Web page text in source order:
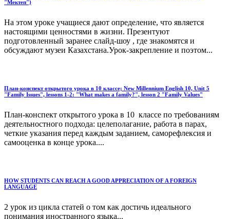
"Мектеп")
На этом уроке учащиеся дают определение, что является
настоящими ценностями в жизни. Презентуют
подготовленный заранее слайд-шоу , где знакомятся и
обсуждают музеи Казахстана.Урок-закрепление и поэтом...
План-конспект открытого урока в 10 классе; New Millennium English 10, Unit 5
"Family Issues", lessons 1-2: "What makes a family?", lesson 2 "Family Values"
План-конспект открытого урока в 10 классе по требованиям
деятельностного подхода: целеполагание, работа в парах,
четкие указания перед каждым заданием, саморефлексия и
самооценка в конце урока....
HOW STUDENTS CAN REACH A GOOD APPRECIATION OF A FOREIGN
LANGUAGE
2 урок из цикла статей о том как достичь идеального
понимания иностранного языка...